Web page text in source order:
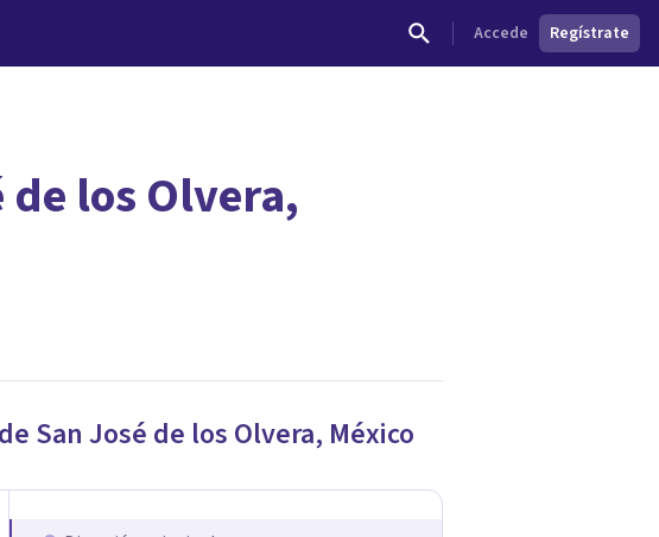
Accede Regístrate
a tus necesidades.
de los Olvera,
San José de los Olvera, México